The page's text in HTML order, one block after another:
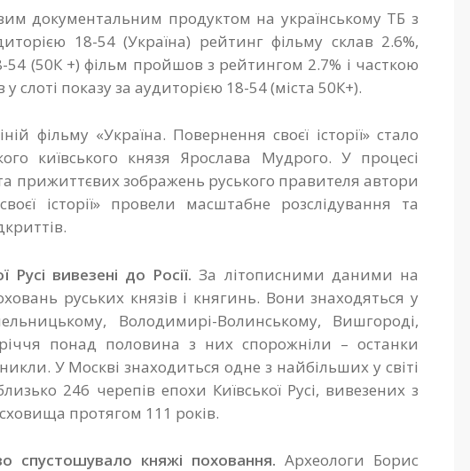
документальним продуктом на українському ТБ з
18-54 (Україна) рейтинг фільму склав 2.6%,
54 (50К +) фільм пройшов з рейтингом 2.7% і часткою
слоті показу за аудиторією 18-54 (міста 50К+).
фільму «Україна. Повернення своєї історії» стало
київського князя Ярослава Мудрого. У процесі
прижиттєвих зображень руського правителя автори
історії» провели масштабне розслідування та
Русі вивезені до Росії. За літописними даними на
руських князів і княгинь. Вони знаходяться у
Володимирі-Волинському, Вишгороді,
понад половина з них спорожніли – останки
У Москві знаходиться одне з найбільших у світі
246 черепів епохи Київської Русі, вивезених з
протягом 111 років.
спустошувало княжі поховання. Археологи Борис